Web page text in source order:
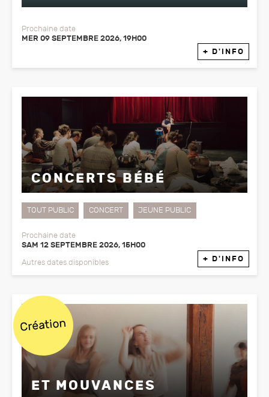
Prochaine date
MER 09 SEPTEMBRE 2026, 19H00
+ D'INFO
CONCERTS BÉBÉ
TOUT PUBLIC CONCERT JEUNE PUBLIC
Prochaine date
SAM 12 SEPTEMBRE 2026, 15H00
Autres dates disponibles + D'INFO
Création
ET MOUVANCES